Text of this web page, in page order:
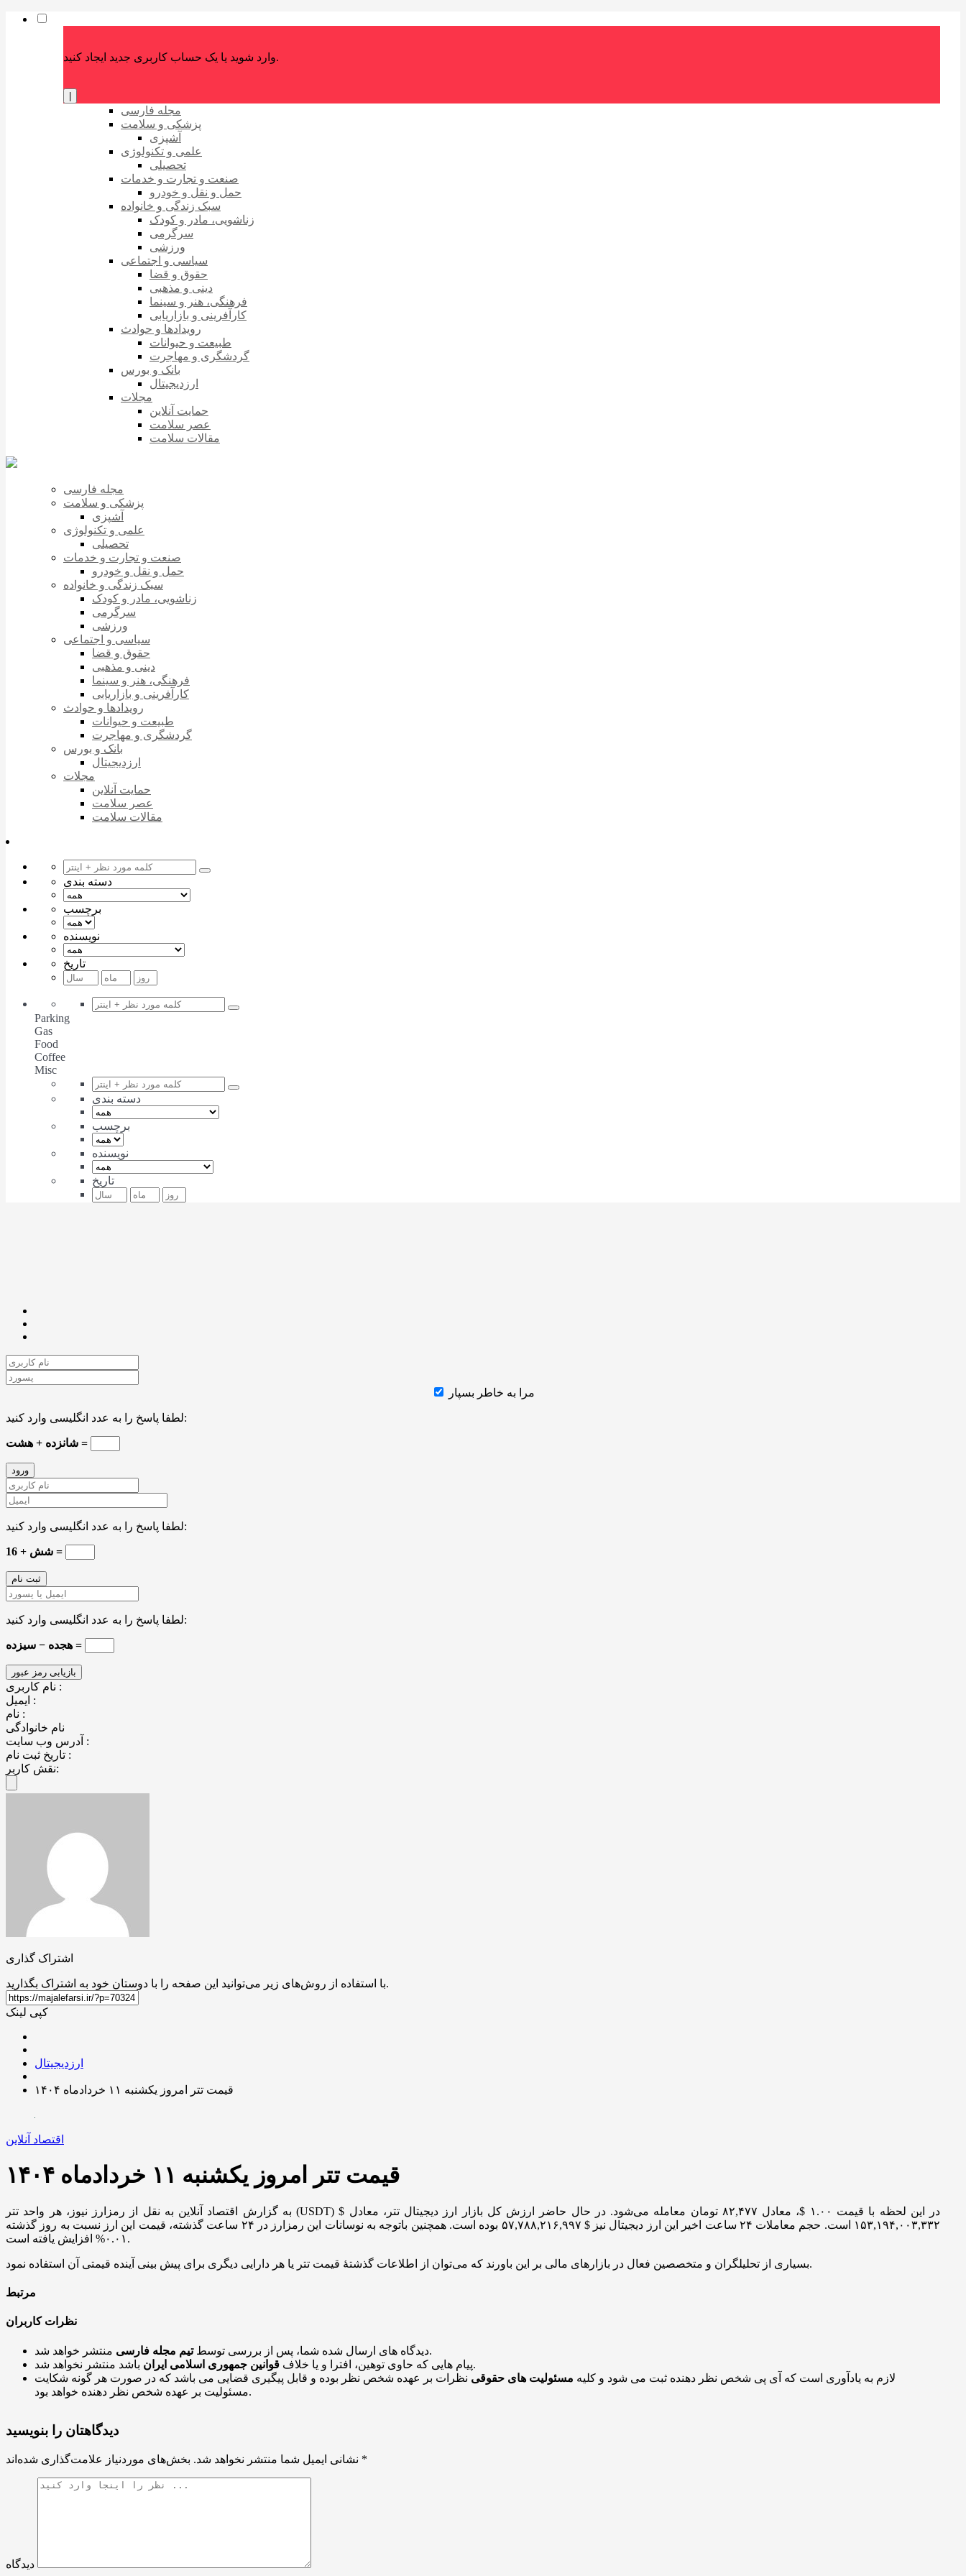
وارد شوید یا یک حساب کاربری جدید ایجاد کنید.
مجله فارسی
پزشکی و سلامت
آشپزی
علمی و تکنولوژی
تحصیلی
صنعت و تجارت و خدمات
حمل و نقل و خودرو
سبک زندگی و خانواده
زناشویی، مادر و کودک
سرگرمی
ورزشی
سیاسی و اجتماعی
حقوق و قضا
دینی و مذهبی
فرهنگی، هنر و سینما
کارآفرینی و بازاریابی
رویدادها و حوادث
طبیعت و حیوانات
گردشگری و مهاجرت
بانک و بورس
ارزدیجیتال
مجلات
حمایت آنلاین
عصر سلامت
مقالات سلامت
مجله فارسی
پزشکی و سلامت
آشپزی
علمی و تکنولوژی
تحصیلی
صنعت و تجارت و خدمات
حمل و نقل و خودرو
سبک زندگی و خانواده
زناشویی، مادر و کودک
سرگرمی
ورزشی
سیاسی و اجتماعی
حقوق و قضا
دینی و مذهبی
فرهنگی، هنر و سینما
کارآفرینی و بازاریابی
رویدادها و حوادث
طبیعت و حیوانات
گردشگری و مهاجرت
بانک و بورس
ارزدیجیتال
مجلات
حمایت آنلاین
عصر سلامت
مقالات سلامت
دسته بندی
برچسب
نویسنده
تاریخ
Parking
Gas
Food
Coffee
Misc
دسته بندی
برچسب
نویسنده
تاریخ
مرا به خاطر بسپار
لطفا پاسخ را به عدد انگلیسی وارد کنید:
شانزده + هشت =
لطفا پاسخ را به عدد انگلیسی وارد کنید:
16 + شش =
لطفا پاسخ را به عدد انگلیسی وارد کنید:
هجده − سیزده =
نام کاربری :
ایمیل :
نام :
نام خانوادگی
آدرس وب سایت :
تاریخ ثبت نام :
نقش کاربر:
اشتراک گذاری
با استفاده از روش‌های زیر می‌توانید این صفحه را با دوستان خود به اشتراک بگذارید.
کپی لینک
ارزدیجیتال
قیمت تتر امروز یکشنبه ۱۱ خردادماه ۱۴۰۴
اقتصاد آنلاین
قیمت تتر امروز یکشنبه ۱۱ خردادماه ۱۴۰۴
به گزارش اقتصاد آنلاین به نقل از رمزارز نیوز، هر واحد تتر (USDT) در این لحظه با قیمت ۱.۰۰ $، معادل ۸۲,۴۷۷ تومان معامله می‌شود. در حال حاضر ارزش کل بازار ارز دیجیتال تتر، معادل $
۱۵۳,۱۹۴,۰۰۳,۳۳۲ است. حجم معاملات ۲۴ ساعت اخیر این ارز دیجیتال نیز $ ۵۷,۷۸۸,۲۱۶,۹۹۷ بوده است. همچنین باتوجه به نوسانات این رمزارز در ۲۴ ساعت گذشته، قیمت این ارز نسبت به روز گذشته
۰.۰۱% افزایش یافته است.
بسیاری از تحلیلگران و متخصصین فعال در بازار‌های مالی بر این باورند که می‌توان از اطلاعات گذشتۀ قیمت تتر یا هر دارایی دیگری برای پیش بینی آینده قیمتی آن استفاده نمود.
مرتبط
نظرات کاربران
دیدگاه های ارسال شده شما، پس از بررسی توسطتیم مجله فارسی
منتشر خواهد شد.
پیام هایی که حاوی توهین، افترا و یا خلاف قوانین جمهوری اسلامی ایران
باشد منتشر نخواهد شد.
لازم به یادآوری است که آی پی شخص نظر دهنده ثبت می شود و کلیه مسئولیت های حقوقی نظرات بر عهده شخص نظر بوده و قابل پیگیری قضایی می باشد که در صورت هر گونه شکایت
مسئولیت بر عهده شخص نظر دهنده خواهد بود.
دیدگاهتان را بنویسید
نشانی ایمیل شما منتشر نخواهد شد. *
دیدگاه